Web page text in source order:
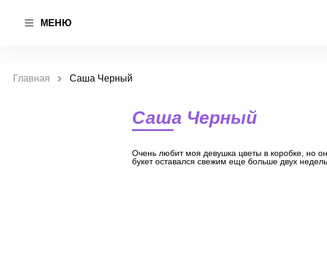
МЕНЮ
Главная Саша Черный
Саша Черный
Очень любит моя девушка цветы в коробке, но
букет оставался свежим еще больше двух